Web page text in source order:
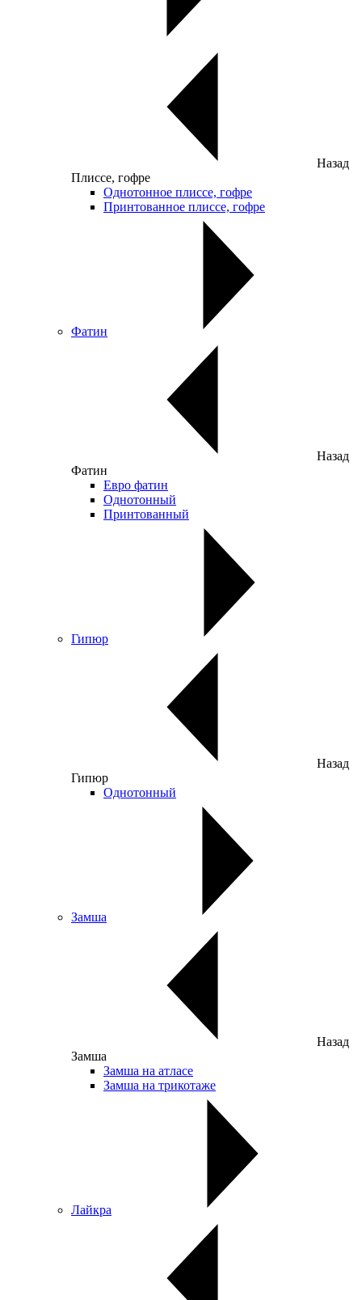
Назад
Плиссе, гофре
Однотонное плиссе, гофре
Принтованное плиссе, гофре
Фатин
Назад
Фатин
Евро фатин
Однотонный
Принтованный
Гипюр
Назад
Гипюр
Однотонный
Замша
Назад
Замша
Замша на атласе
Замша на трикотаже
Лайкра